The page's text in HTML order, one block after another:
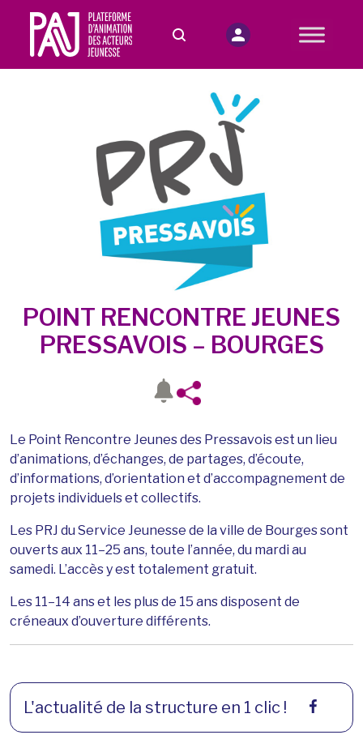
POINT RENCONTRE JEUNES
PRESSAVOIS – BOURGES
Le Point Rencontre Jeunes des Pressavois est un lieu
d’animations, d’échanges, de partages, d’écoute,
d’informations, d’orientation et d’accompagnement de
projets individuels et collectifs.
Les PRJ du Service Jeunesse de la ville de Bourges sont
ouverts aux 11–25 ans, toute l’année, du mardi au
samedi. L’accès y est totalement gratuit.
Les 11–14 ans et les plus de 15 ans disposent de
créneaux d’ouverture différents.
L'actualité de la structure en 1 clic !